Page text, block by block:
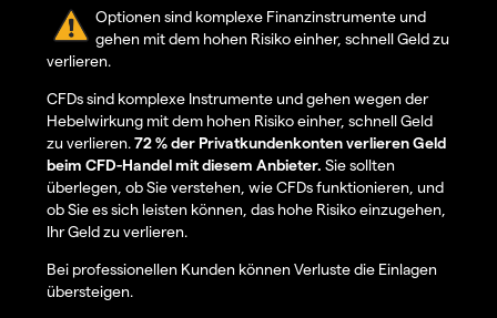
Optionen sind komplexe Finanzinstrumente und
gehen mit dem hohen Risiko einher, schnell Geld zu
verlieren.
CFDs sind komplexe Instrumente und gehen wegen der
Hebelwirkung mit dem hohen Risiko einher, schnell Geld
zu verlieren.72 % der Privatkundenkonten verlieren Geld
beim CFD-Handel mit diesem Anbieter. Sie sollten
überlegen, ob Sie verstehen, wie CFDs funktionieren, und
ob Sie es sich leisten können, das hohe Risiko einzugehen,
Ihr Geld zu verlieren.
Bei professionellen Kunden können Verluste die Einlagen
übersteigen.